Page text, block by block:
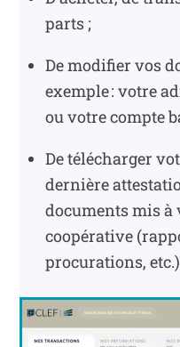
parts ;
De modifier vos
exemple : votre
ou votre compte
De télécharger
dernière
documents mis
coopérative
procurations,